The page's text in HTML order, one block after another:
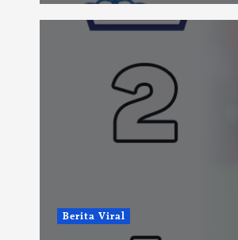
Berita Viral